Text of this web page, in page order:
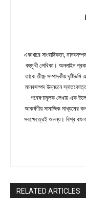
একাধারে সাংবাদিকতা,
বহুমুখী লেখিকা। অনলাইন
তাকে তীক্ষ্ণ সম্পাদকীয়
মানবসম্পদ উন্নয়নে স্নাতকোত্তর
গবেষণামূলক লেখায় এক
আকর্ষণীয় সামাজিক মাধ্যমের
সবক্ষেত্রেই অনন্য। বিশ্ব
RELATED ARTICLES